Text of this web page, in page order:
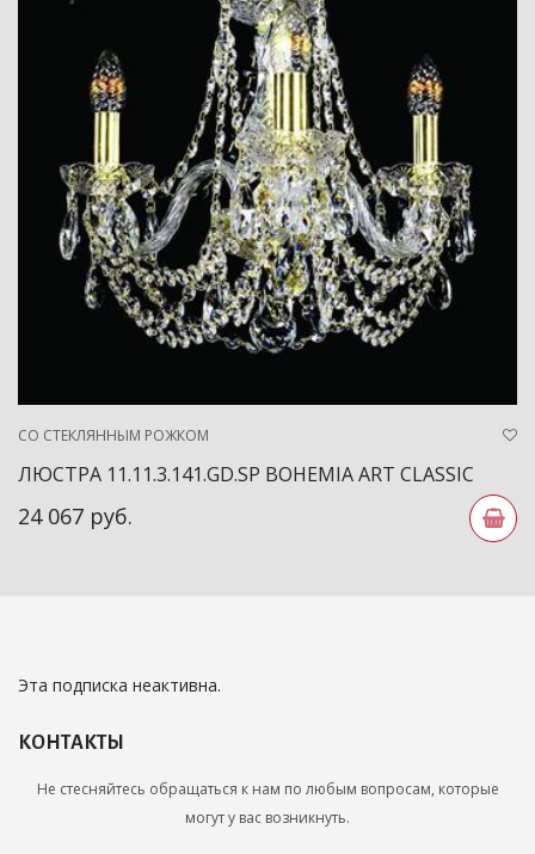
СО СТЕКЛЯННЫМ РОЖКОМ
ЛЮСТРА 11.11.3.141.GD.SP BOHEMIA ART CLASSIC
24 067 руб.
Эта подписка неактивна.
КОНТАКТЫ
Не стесняйтесь обращаться к нам по любым вопросам, которые
могут у вас возникнуть.